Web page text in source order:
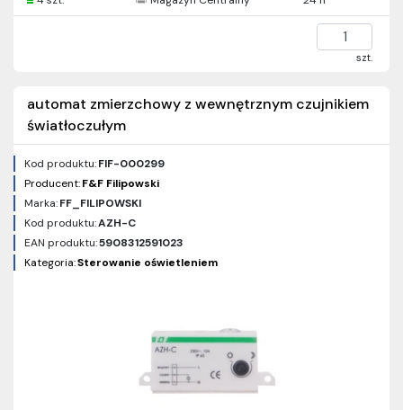
szt.
automat zmierzchowy z wewnętrznym czujnikiem
światłoczułym
Kod produktu:FIF-000299
Producent:F&F Filipowski
Marka:FF_FILIPOWSKI
Kod produktu:AZH-C
EAN produktu:5908312591023
Kategoria:Sterowanie oświetleniem